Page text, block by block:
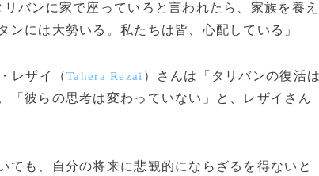
バンに家で座っていろと言われたら、家族を養え
には大勢いる。私たちは皆、心配している」
レザイ（Tahera Rezai ）さんは「タリバンの復活
「彼らの思考は変わっていない」と、レザイさん
も、自分の将来に悲観的にならざるを得ないと